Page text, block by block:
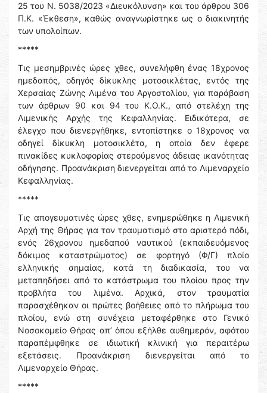
25 του Ν. 5038/2023 «Διευκόλυνση» και του άρθρου 306
Π.Κ. «Έκθεση», καθώς αναγνωρίστηκε ως ο διακινητής
των υπολοίπων.
*****
Τις μεσημβρινές ώρες χθες, συνελήφθη ένας 18χρονος
ημεδαπός, οδηγός δίκυκλης μοτοσικλέτας, εντός της
Χερσαίας Ζώνης Λιμένα του Αργοστολίου, για παράβαση
των άρθρων 90 και 94 του Κ.Ο.Κ., από στελέχη της
Λιμενικής Αρχής της Κεφαλληνίας. Ειδικότερα, σε
έλεγχο που διενεργήθηκε, εντοπίστηκε ο 18χρονος να
οδηγεί δίκυκλη μοτοσικλέτα, η οποία δεν έφερε
πινακίδες κυκλοφορίας στερούμενος άδειας ικανότητας
οδήγησης. Προανάκριση διενεργείται από το Λιμεναρχείο
Κεφαλληνίας.
*****
Τις απογευματινές ώρες χθες, ενημερώθηκε η Λιμενική
Αρχή της Θήρας για τον τραυματισμό στο αριστερό πόδι,
ενός 26χρονου ημεδαπού ναυτικού (εκπαιδευόμενος
δόκιμος καταστρώματος) σε φορτηγό (Φ/Γ) πλοίο
ελληνικής σημαίας, κατά τη διαδικασία, του να
μεταπηδήσει από το κατάστρωμα του πλοίου προς την
προβλήτα του λιμένα. Αρχικά, στον τραυματία
παρασχέθηκαν οι πρώτες βοήθειες από το πλήρωμα του
πλοίου, ενώ στη συνέχεια μεταφέρθηκε στο Γενικό
Νοσοκομείο Θήρας απ’ όπου εξήλθε αυθημερόν, αφότου
παραπέμφθηκε σε ιδιωτική κλινική για περαιτέρω
εξετάσεις. Προανάκριση διενεργείται από το
Λιμεναρχείο Θήρας.
*****